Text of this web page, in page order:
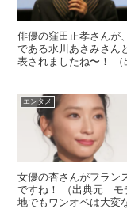
俳優の窪田正孝さんが
である水川あさみさん
表されましたね〜！
エンタメ
女優の杏さんがフラン
ですね！ （出典元 モ
地でもワンオペは大変